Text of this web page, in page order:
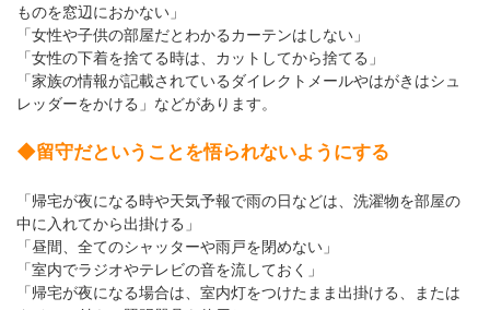
ものを窓辺におかない」
「女性や子供の部屋だとわかるカーテンはしない」
「女性の下着を捨てる時は、カットしてから捨てる」
「家族の情報が記載されているダイレクトメールやはがきはシュ
レッダーをかける」などがあります。
◆留守だということを悟られないようにする
「帰宅が夜になる時や天気予報で雨の日などは、洗濯物を部屋の
中に入れてから出掛ける」
「昼間、全てのシャッターや雨戸を閉めない」
「室内でラジオやテレビの音を流しておく」
「帰宅が夜になる場合は、室内灯をつけたまま出掛ける、または